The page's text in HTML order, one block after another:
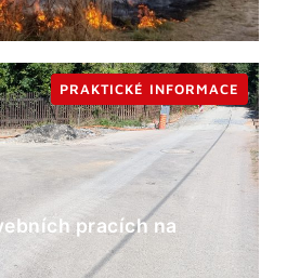
pracích na
PRAKTICKÉ INFORMACE